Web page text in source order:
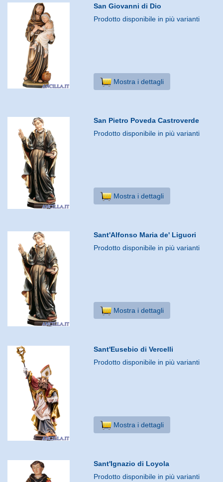
San Giovanni di Dio
Prodotto disponibile in più varianti
Mostra i dettagli
San Pietro Poveda Castroverde
Prodotto disponibile in più varianti
Mostra i dettagli
Sant'Alfonso Maria de' Liguori
Prodotto disponibile in più varianti
Mostra i dettagli
Sant'Eusebio di Vercelli
Prodotto disponibile in più varianti
Mostra i dettagli
Sant'Ignazio di Loyola
Prodotto disponibile in più varianti